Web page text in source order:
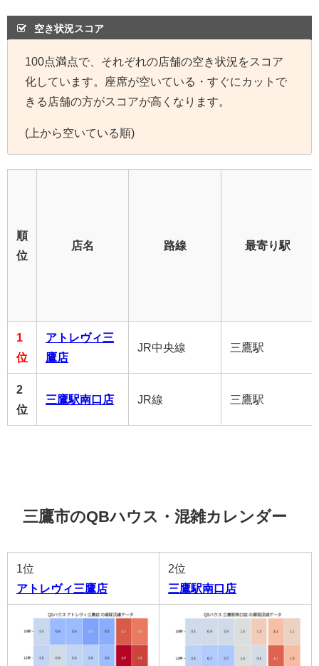
空き状況スコア
100点満点で、それぞれの店舗の空き状況をスコア
化しています。座席が空いている・すぐにカットで
きる店舗の方がスコアが高くなります。
(上から空いている順)
順
位
店名 路線 最寄り駅
1
位
アトレヴィ三
鷹店
JR中央線 三鷹駅
2
位
三鷹駅南口店 JR線 三鷹駅
三鷹市のQBハウス・混雑カレンダー
1位
アトレヴィ三鷹店
2位
三鷹駅南口店